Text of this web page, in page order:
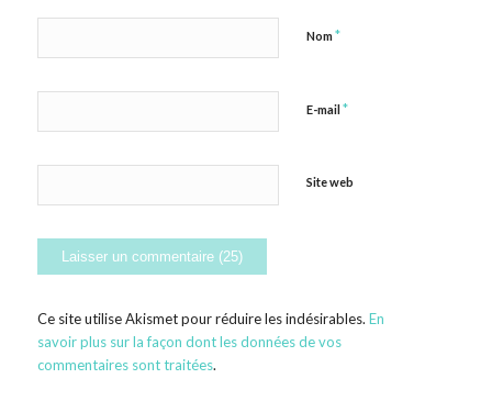
Nom*
E-mail *
Site web
Ce site utilise Akismet pour réduire les indésirables. En
savoir plus sur la façon dont les données de vos
commentaires sont traitées.